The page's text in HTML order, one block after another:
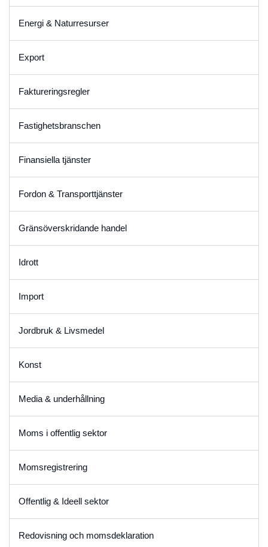
Energi & Naturresurser
Export
Faktureringsregler
Fastighetsbranschen
Finansiella tjänster
Fordon & Transporttjänster
Gränsöverskridande handel
Idrott
Import
Jordbruk & Livsmedel
Konst
Media & underhållning
Moms i offentlig sektor
Momsregistrering
Offentlig & Ideell sektor
Redovisning och momsdeklaration